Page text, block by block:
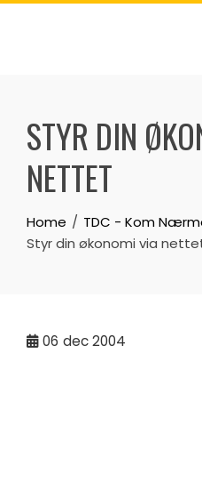
Skip
STYR DIN
NETTET
Home
TDC - Kom
Styr din økonomi via
06 dec 2004